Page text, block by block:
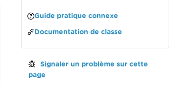
Guide pratique connexe
Documentation de classe
Signaler un problème sur cette
page